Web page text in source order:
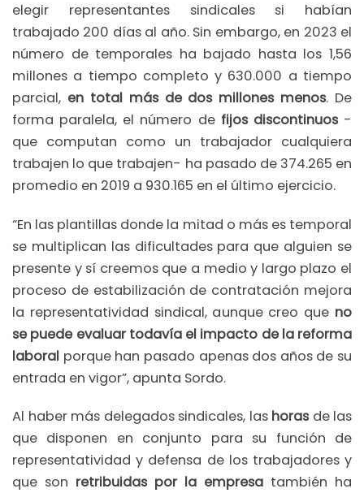
elegir representantes sindicales si habían
trabajado 200 días al año. Sin embargo, en 2023 el
número de temporales ha bajado hasta los 1,56
millones a tiempo completo y 630.000 a tiempo
parcial, en total más de dos millones menos. De
forma paralela, el número de fijos discontinuos-
que computan como un trabajador cualquiera
trabajen lo que trabajen- ha pasado de 374.265 en
promedio en 2019 a 930.165 en el último ejercicio.
“En las plantillas donde la mitad o más es temporal
se multiplican las dificultades para que alguien se
presente y sí creemos que a medio y largo plazo el
proceso de estabilización de contratación mejora
la representatividad sindical, aunque creo que no
se puede evaluar todavía el impacto de la reforma
laboral porque han pasado apenas dos años de su
entrada en vigor”, apunta Sordo.
Al haber más delegados sindicales, las horas de las
que disponen en conjunto para su función de
representatividad y defensa de los trabajadores y
que son retribuidas por la empresa también ha